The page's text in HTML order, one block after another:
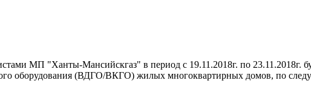
МП "Ханты-Мансийскгаз" в период с 19.11.2018г. по 23.11.2018г.
оборудования (ВДГО/ВКГО) жилых многоквартирных домов, по